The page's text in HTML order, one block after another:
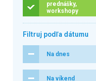
prednášky,
workshopy
Filtruj podľa dátumu
Na dnes
Na víkend